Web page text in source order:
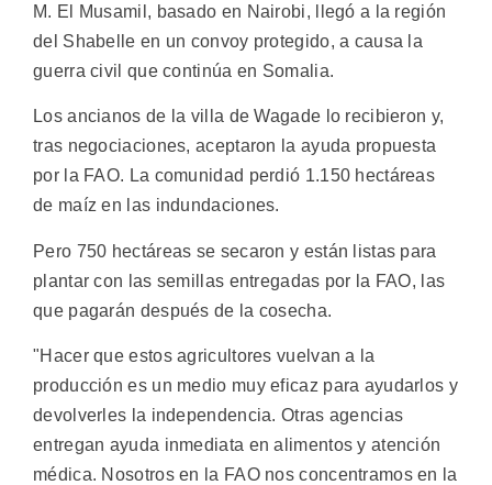
M. El Musamil, basado en Nairobi, llegó a la región
del Shabelle en un convoy protegido, a causa la
guerra civil que continúa en Somalia.
Los ancianos de la villa de Wagade lo recibieron y,
tras negociaciones, aceptaron la ayuda propuesta
por la FAO. La comunidad perdió 1.150 hectáreas
de maíz en las indundaciones.
Pero 750 hectáreas se secaron y están listas para
plantar con las semillas entregadas por la FAO, las
que pagarán después de la cosecha.
"Hacer que estos agricultores vuelvan a la
producción es un medio muy eficaz para ayudarlos y
devolverles la independencia. Otras agencias
entregan ayuda inmediata en alimentos y atención
médica. Nosotros en la FAO nos concentramos en la